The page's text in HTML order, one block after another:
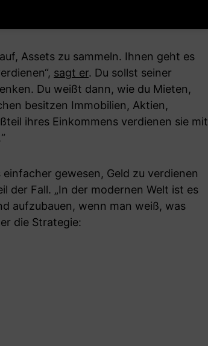
Assets zu sammeln. Ihnen geht es
sagt er. Du sollst seiner
Du weißt dann, wie du Mieten,
besitzen Immobilien, Aktien,
ihres Einkommens verdienen sie mit
gewesen, Geld zu verdienen
der Fall. „In der modernen Welt ist es
aufzubauen, wenn man weiß, was
die Strategie: